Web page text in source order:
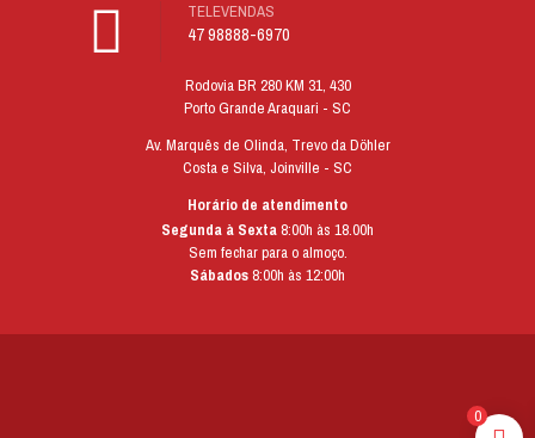
47 98888-6970
TELEVENDAS
Rodovia BR 280 KM 31, 430
Porto Grande Araquari - SC
Av. Marquês de Olinda, Trevo da Döhler
Costa e Silva, Joinville - SC
Horário de atendimento
Segunda à Sexta8:00h às 18.00h
Sem fechar para o almoço.
Sábados8:00h às 12:00h
0